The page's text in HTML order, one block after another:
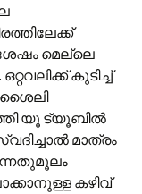
മെല്ലെ
കുടിച്ച്
ശൈലി
യൂ ട്യൂബിൽ
മാത്രം
കഴിവ്